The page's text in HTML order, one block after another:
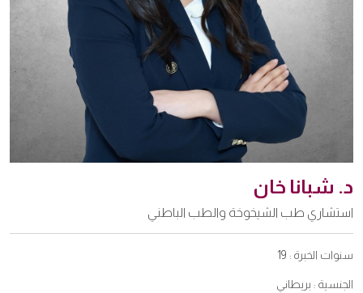
د. شبانا خان
استشاري طب الشيخوخة والطب الباطني
سنوات الخبرة : 19
الجنسية : بريطاني